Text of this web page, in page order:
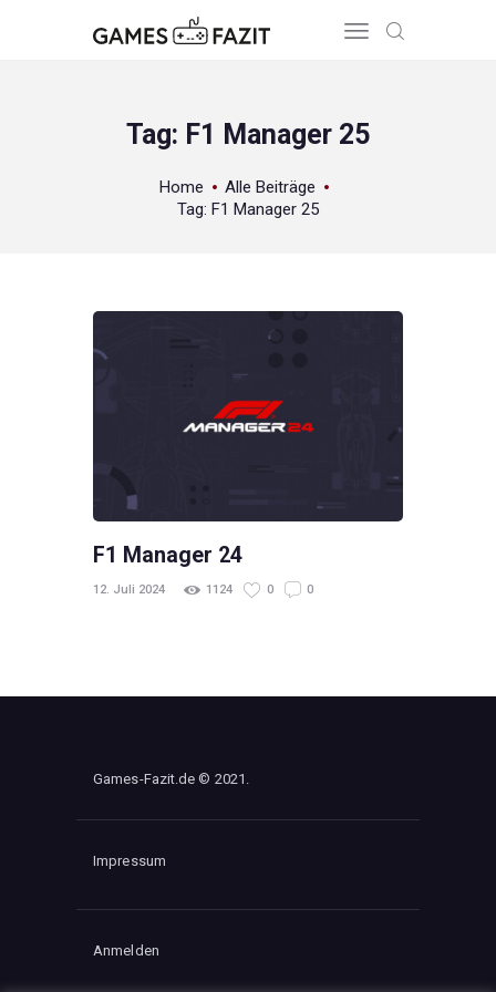
Tag: F1 Manager 25
Home
Alle Beiträge
Tag: F1 Manager 25
REVIEWS
F1 Manager 24
12. Juli 2024 1124 0 0
Games-Fazit.de © 2021.
Impressum
Anmelden